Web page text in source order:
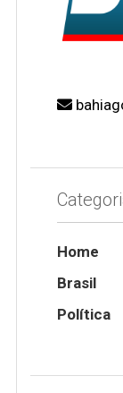
Home
Brasil
Política